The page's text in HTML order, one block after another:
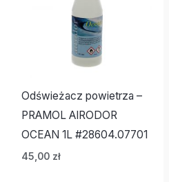
Odświeżacz powietrza –
PRAMOL AIRODOR
OCEAN 1L #28604.07701
45,00 zł